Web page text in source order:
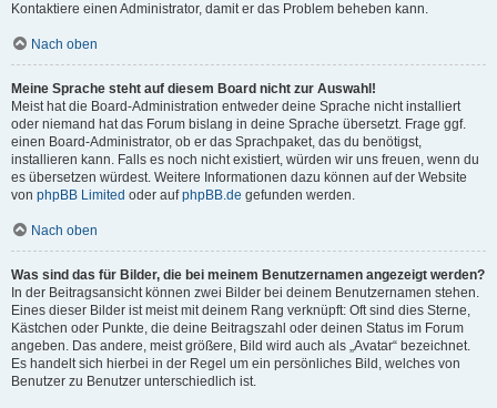
Kontaktiere einen Administrator, damit er das Problem beheben kann.
Nach oben
Meine Sprache steht auf diesem Board nicht zur Auswahl!
Meist hat die Board-Administration entweder deine Sprache nicht installiert
oder niemand hat das Forum bislang in deine Sprache übersetzt. Frage ggf.
einen Board-Administrator, ob er das Sprachpaket, das du benötigst,
installieren kann. Falls es noch nicht existiert, würden wir uns freuen, wenn du
es übersetzen würdest. Weitere Informationen dazu können auf der Website
von phpBB Limited oder aufphpBB.de gefunden werden.
Nach oben
Was sind das für Bilder, die bei meinem Benutzernamen angezeigt werden?
In der Beitragsansicht können zwei Bilder bei deinem Benutzernamen stehen.
Eines dieser Bilder ist meist mit deinem Rang verknüpft: Oft sind dies Sterne,
Kästchen oder Punkte, die deine Beitragszahl oder deinen Status im Forum
angeben. Das andere, meist größere, Bild wird auch als „Avatar“ bezeichnet.
Es handelt sich hierbei in der Regel um ein persönliches Bild, welches von
Benutzer zu Benutzer unterschiedlich ist.